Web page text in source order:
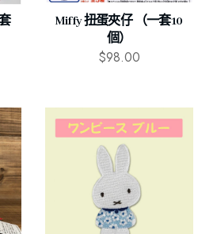
Miffy 扭蛋夾仔 （一套10
個）
$98.00